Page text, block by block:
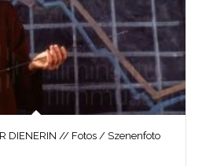
DIENERIN // Fotos / Szenenfoto